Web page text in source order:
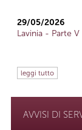
29/05/2026
Lavinia - Parte V
leggi tutto
AVVISI DI